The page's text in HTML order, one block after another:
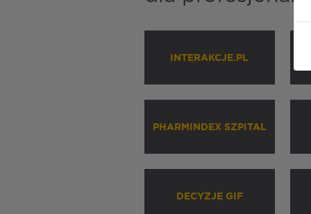
INTERAKCJE.PL
PHARMINDEX SZPITAL
DECYZJE GIF